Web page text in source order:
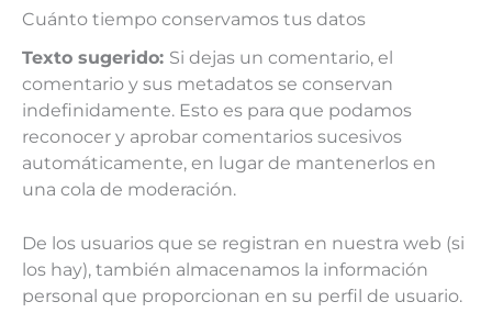
Cuánto tiempo conservamos tus datos
Texto sugerido: Si dejas un comentario, el
comentario y sus metadatos se conservan
indefinidamente. Esto es para que podamos
reconocer y aprobar comentarios sucesivos
automáticamente, en lugar de mantenerlos en
una cola de moderación.
De los usuarios que se registran en nuestra web (si
los hay), también almacenamos la información
personal que proporcionan en su perfil de usuario.